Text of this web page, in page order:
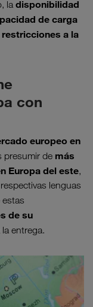
la disponibilidad
de carga
a la
con
europeo en
presumir de más
Europa del este,
lenguas
estas
de su
entrega.